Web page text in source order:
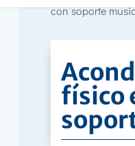
con soporte
físico